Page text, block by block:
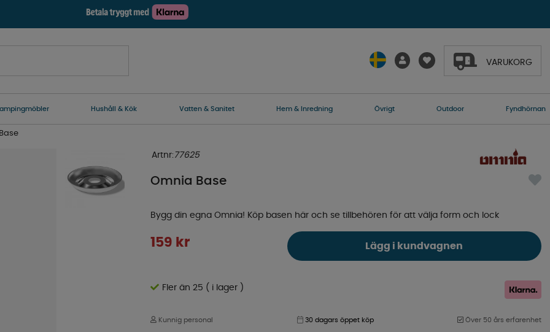
VARUKORG
Hushåll & Kök Vatten & Sanitet Hem & Inredning Övrigt Outdoor Fyndhörnan
Artnr: 77625
Omnia Base
Bygg din egna Omnia! Köp basen här och se tillbehören för att välja form och lock
159 kr Lägg i kundvagnen
Fler än 25 ( i lager )
Kunnig personal 30 dagars öppet köp Över 50 års erfarenhet